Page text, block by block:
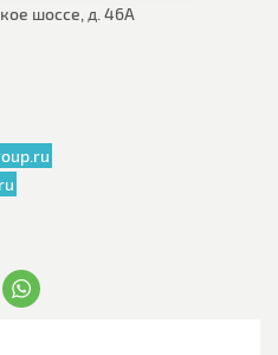
шоссе, д. 46А